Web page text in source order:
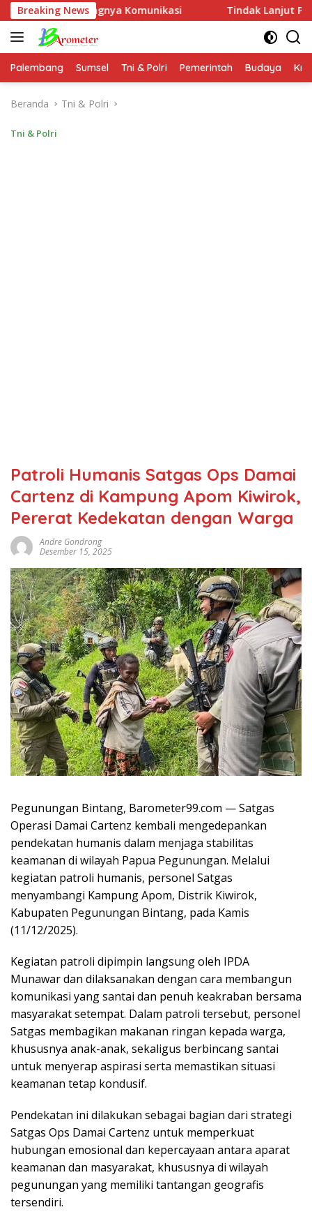
Langsung
ke
konten
Breaking News
Komunikasi Tindak Lanjut Perintah
Palembang Sumsel Tni & Polri Pemerintah Budaya
Beranda Tni & Polri
Tni & Polri
Patroli Humanis Satgas Ops Damai
Cartenz di Kampung Apom Kiwirok,
Pererat Kedekatan dengan Warga
Andre Gondrong
Desember 15, 2025
Pegunungan Bintang, Barometer99.com — Satgas
Operasi Damai Cartenz kembali mengedepankan
pendekatan humanis dalam menjaga stabilitas
keamanan di wilayah Papua Pegunungan. Melalui
kegiatan patroli humanis, personel Satgas
menyambangi Kampung Apom, Distrik Kiwirok,
Kabupaten Pegunungan Bintang, pada Kamis
(11/12/2025).
Kegiatan patroli dipimpin langsung oleh IPDA
Munawar dan dilaksanakan dengan cara membangun
komunikasi yang santai dan penuh keakraban bersama
masyarakat setempat. Dalam patroli tersebut, personel
Satgas membagikan makanan ringan kepada warga,
khususnya anak-anak, sekaligus berbincang santai
untuk menyerap aspirasi serta memastikan situasi
keamanan tetap kondusif.
Pendekatan ini dilakukan sebagai bagian dari strategi
Satgas Ops Damai Cartenz untuk memperkuat
hubungan emosional dan kepercayaan antara aparat
keamanan dan masyarakat, khususnya di wilayah
pegunungan yang memiliki tantangan geografis
tersendiri.